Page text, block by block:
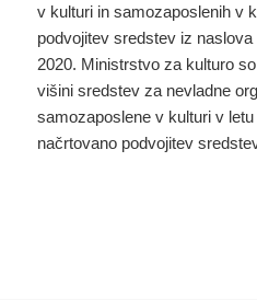
v kulturi in samozaposlenih v
podvojitev sredstev iz
2020. Ministrstvo za kulturo
višini sredstev za nevladne
samozaposlene v kulturi v
načrtovano podvojitev